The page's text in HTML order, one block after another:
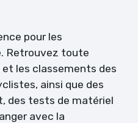
pour les
Retrouvez toute
les classements des
ainsi que des
des tests de matériel
avec la